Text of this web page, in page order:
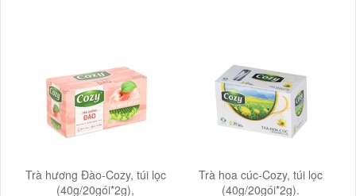
Trà hương Đào-Cozy, túi lọc
(40g/20gói*2g),
Trà hoa cúc-Cozy, túi lọc
(40g/20gói*2g).